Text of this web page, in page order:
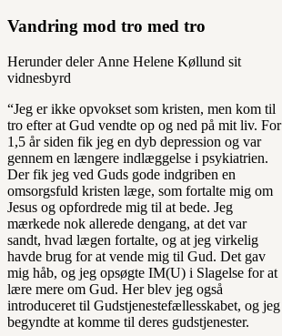
Vandring mod tro med tro
Herunder deler Anne Helene Køllund sit
vidnesbyrd
“Jeg er ikke opvokset som kristen, men kom til
tro efter at Gud vendte op og ned på mit liv. For
1,5 år siden fik jeg en dyb depression og var
gennem en længere indlæggelse i psykiatrien.
Der fik jeg ved Guds gode indgriben en
omsorgsfuld kristen læge, som fortalte mig om
Jesus og opfordrede mig til at bede. Jeg
mærkede nok allerede dengang, at det var
sandt, hvad lægen fortalte, og at jeg virkelig
havde brug for at vende mig til Gud. Det gav
mig håb, og jeg opsøgte IM(U) i Slagelse for at
lære mere om Gud. Her blev jeg også
introduceret til Gudstjenestefællesskabet, og jeg
begyndte at komme til deres gudstjenester.